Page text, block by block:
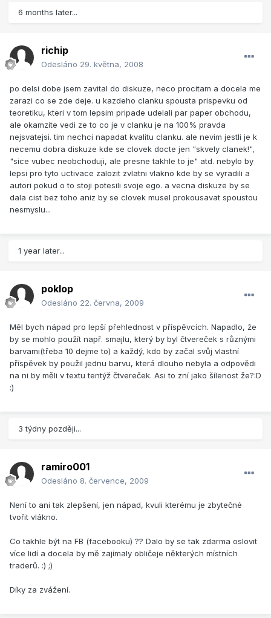
6 months later...
richip
Odesláno 29. května, 2008
po delsi dobe jsem zavital do diskuze, neco procitam a docela me
zarazi co se zde deje. u kazdeho clanku spousta prispevku od
teoretiku, kteri v tom lepsim pripade udelali par paper obchodu,
ale okamzite vedi ze to co je v clanku je na 100% pravda
nejsvatejsi. tim nechci napadat kvalitu clanku. ale nevim jestli je k
necemu dobra diskuze kde se clovek docte jen "skvely clanek!",
"sice vubec neobchoduji, ale presne takhle to je" atd. nebylo by
lepsi pro tyto uctivace zalozit zvlatni vlakno kde by se vyradili a
autori pokud o to stoji potesili svoje ego. a vecna diskuze by se
dala cist bez toho aniz by se clovek musel prokousavat spoustou
nesmyslu...
1 year later...
poklop
Odesláno 22. června, 2009
Měl bych nápad pro lepší přehlednost v příspěvcích. Napadlo, že
by se mohlo použít např. smajlu, který by byl čtvereček s různými
barvami(třeba 10 dejme to) a každý, kdo by začal svůj vlastní
příspěvek by použil jednu barvu, která dlouho nebyla a odpovědi
na ni by měli v textu tentýž čtvereček. Asi to zní jako šílenost že?:D
:)
3 týdny později...
ramiro001
Odesláno 8. července, 2009
Není to ani tak zlepšení, jen nápad, kvuli kterému je zbytečné
tvořit vlákno.
Co takhle být na FB (facebooku) ?? Dalo by se tak zdarma oslovit
více lidí a docela by mě zajímaly obličeje některých místních
traderů. :) ;)
Díky za zvážení.